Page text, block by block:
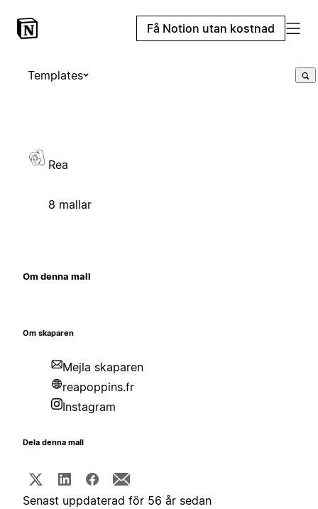
Få Notion utan kostnad
Templates
Rea
8 mallar
Om denna mall
Om skaparen
Mejla skaparen
reapoppins.fr
Instagram
Dela denna mall
Senast uppdaterad för 56 år sedan